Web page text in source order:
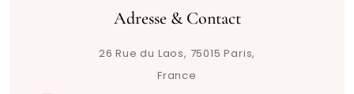
Adresse & Contact
26 Rue du Laos, 75015 Paris,
France